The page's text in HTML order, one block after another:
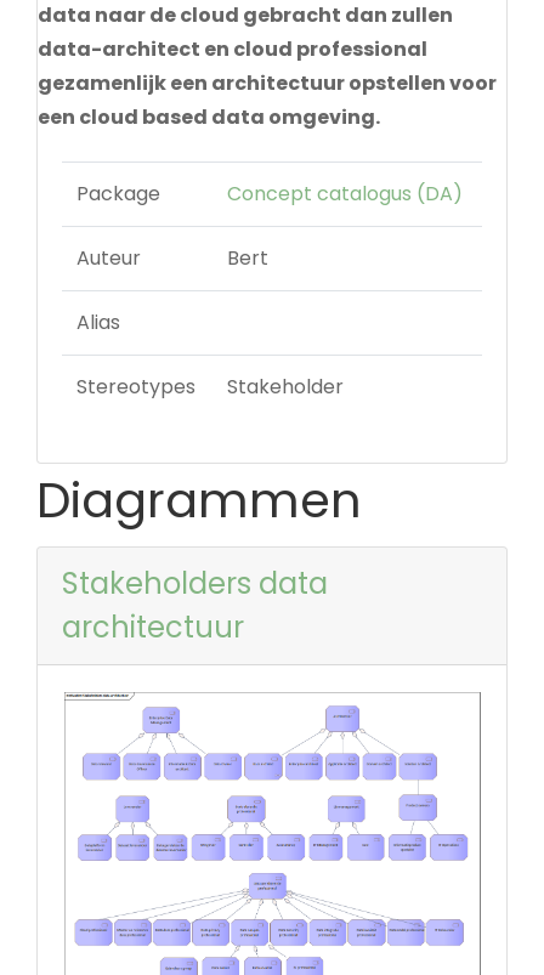
data naar de cloud gebracht dan zullen
data-architect en cloud professional
gezamenlijk een architectuur opstellen voor
een cloud based data omgeving.
Package Concept catalogus (DA)
Auteur Bert
Alias
Stereotypes Stakeholder
Diagrammen
Stakeholders data
architectuur